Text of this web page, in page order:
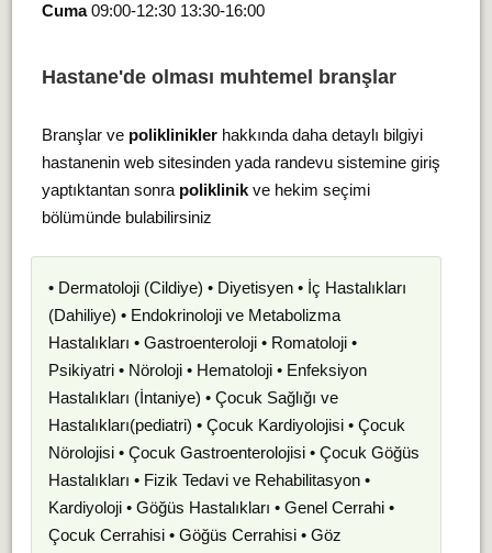
Cuma09:00-12:30 13:30-16:00
Hastane'de olması muhtemel branşlar
Branşlar ve polikliniklerhakkında daha detaylı bilgiyi
hastanenin web sitesinden yada randevu sistemine giriş
yaptıktantan sonra poliklinikve hekim seçimi
bölümünde bulabilirsiniz
• Dermatoloji (Cildiye) • Diyetisyen • İç Hastalıkları
(Dahiliye) • Endokrinoloji ve Metabolizma
Hastalıkları • Gastroenteroloji • Romatoloji •
Psikiyatri • Nöroloji • Hematoloji • Enfeksiyon
Hastalıkları (İntaniye) • Çocuk Sağlığı ve
Hastalıkları(pediatri) • Çocuk Kardiyolojisi • Çocuk
Nörolojisi • Çocuk Gastroenterolojisi • Çocuk Göğüs
Hastalıkları • Fizik Tedavi ve Rehabilitasyon •
Kardiyoloji • Göğüs Hastalıkları • Genel Cerrahi •
Çocuk Cerrahisi • Göğüs Cerrahisi • Göz